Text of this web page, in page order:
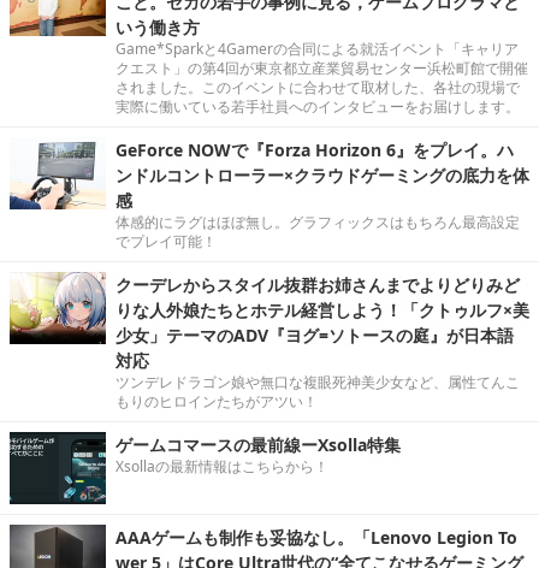
いう働き方
Game*Sparkと4Gamerの合同による就活イベント「キャリア
クエスト」の第4回が東京都立産業貿易センター浜松町館で開催
されました。このイベントに合わせて取材した、各社の現場で
実際に働いている若手社員へのインタビューをお届けします。
GeForce NOWで『Forza Horizon 6』をプレイ。ハ
ンドルコントローラー×クラウドゲーミングの底力を体
感
体感的にラグはほぼ無し。グラフィックスはもちろん最高設定
でプレイ可能！
クーデレからスタイル抜群お姉さんまでよりどりみど
りな人外娘たちとホテル経営しよう！「クトゥルフ×美
少女」テーマのADV『ヨグ=ソトースの庭』が日本語
対応
ツンデレドラゴン娘や無口な複眼死神美少女など、属性てんこ
もりのヒロインたちがアツい！
ゲームコマースの最前線ーXsolla特集
Xsollaの最新情報はこちらから！
AAAゲームも制作も妥協なし。「Lenovo Legion To
wer 5」はCore Ultra世代の“全てこなせるゲーミング